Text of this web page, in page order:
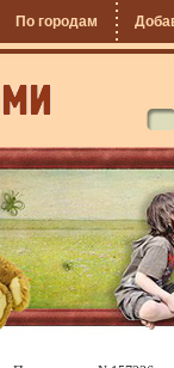
По городам